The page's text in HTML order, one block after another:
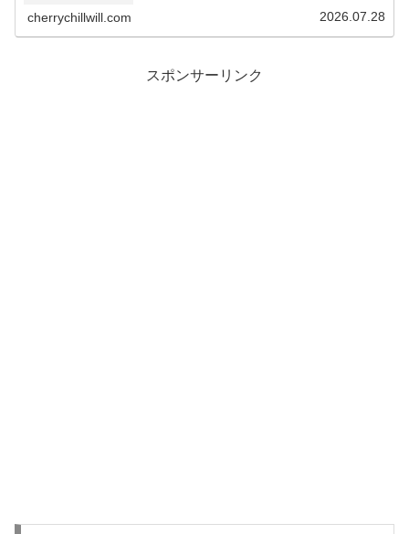
cherrychillwill.com 2026.07.28
スポンサーリンク